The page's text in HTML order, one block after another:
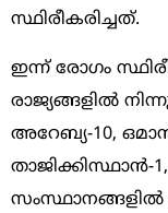
സ്ഥിരീകരിച്ചത്.
ഇന്ന് രോഗം
രാജ്യങ്ങളില്‍
അറേബ്യ-10,
താജിക്കിസ്ഥാന്‍-
സംസ്ഥാനങ്ങളില്‍